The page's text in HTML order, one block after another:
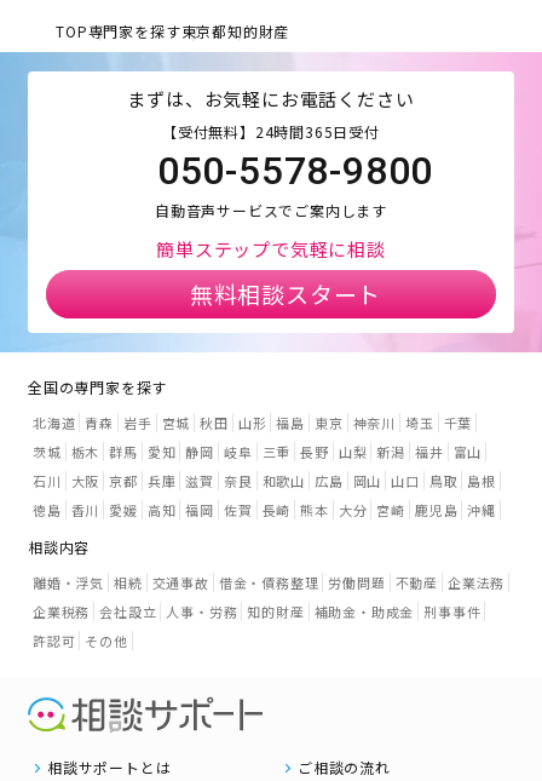
TOP専門家を探す東京都知的財産
まずは、お気軽にお電話ください
【受付無料】24時間365日受付
050-5578-9800
自動音声サービスでご案内します
簡単ステップで気軽に相談
無料相談スタート
全国の専門家を探す
北海道 青森 岩手 宮城 秋田 山形 福島 東京 神奈川 埼玉 千葉
茨城 栃木 群馬 愛知 静岡 岐阜 三重 長野 山梨 新潟 福井
富山
石川
大阪 京都 兵庫 滋賀 奈良 和歌山 広島 岡山 山口 鳥取
島根
徳島 香川 愛媛 高知 福岡 佐賀 長崎 熊本 大分 宮崎 鹿児島 沖縄
相談内容
離婚・浮気 相続 交通事故 借金・債務整理 労働問題 不動産 企業法務
企業税務 会社設立 人事・労務 知的財産 補助金・助成金 刑事事件
許認可 その他
相談サポートとは ご相談の流れ